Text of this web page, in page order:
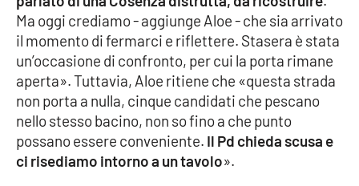
Eventi
Food
Storie
Ma oggi crediamo - aggiunge Aloe - che sia arrivato
il momento di fermarci e riflettere. Stasera è stata
un’occasione di confronto, per cui la porta rimane
aperta». Tuttavia, Aloe ritiene che «questa strada
non porta a nulla, cinque candidati che pescano
nello stesso bacino, non so fino a che punto
possano essere conveniente. Il Pd chieda scusa e
ci risediamo intorno a un tavolo».